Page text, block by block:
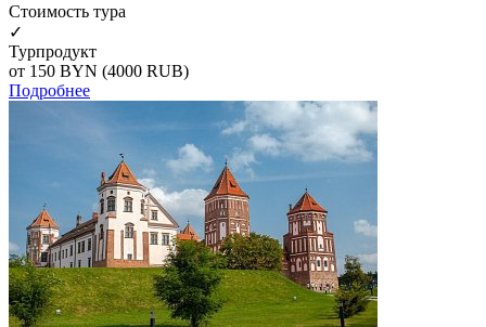
Cтоимость тура
✓
Турпродукт
от 150 BYN (4000 RUB)
Подробнее